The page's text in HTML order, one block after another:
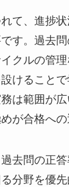
て、進捗
す。過去
クルの管
けること
は範囲が
が合格への
去問の正
分野を優